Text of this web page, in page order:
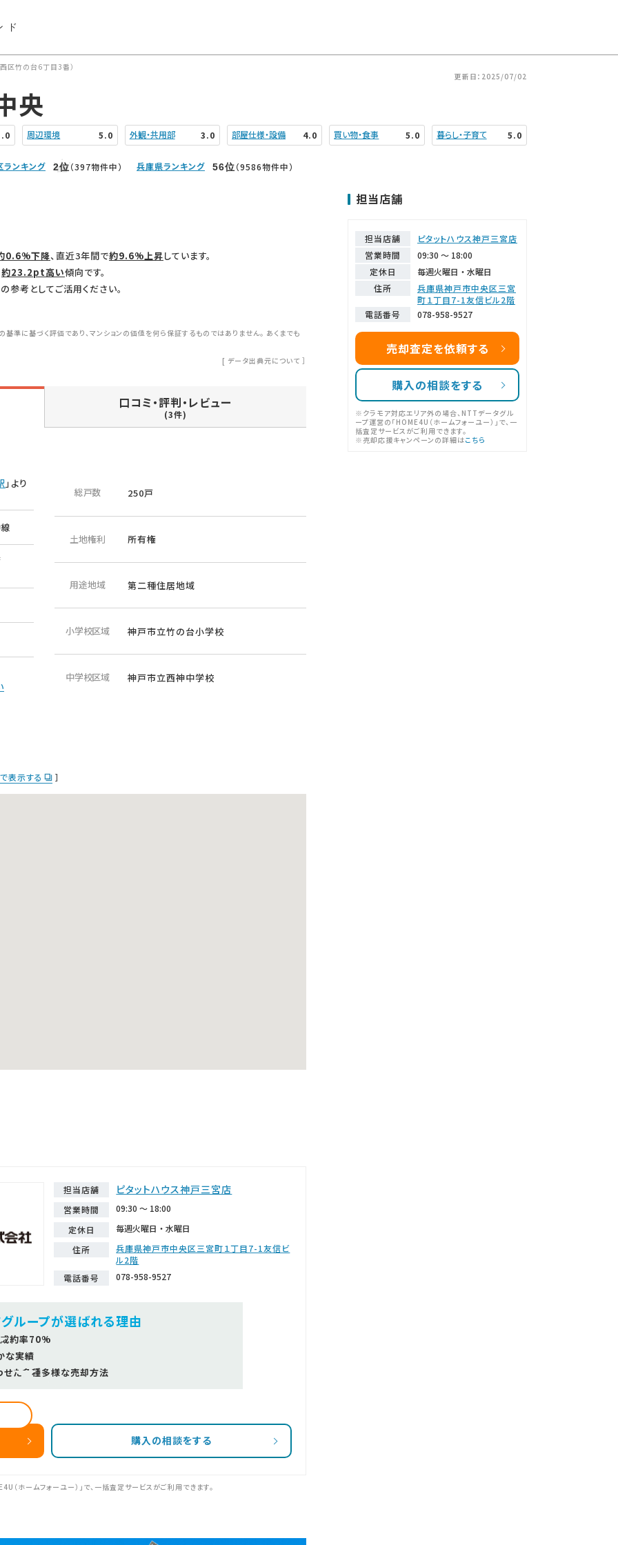
ド
区竹の台6丁目3番）
更新日：2025/07/02
央
周辺環境 5.0 外観・共用部 3.0 部屋仕様・設備 4.0 買い物・食事 5.0 暮らし・子育て 5.0
ンキング 2位（397物件中） 兵庫県ランキング 56位（9586物件中）
0.6%下降、直近3年間で約9.6%上昇しています。
約23.2pt高い傾向です。
考としてご活用ください。
準に基づく評価であり、マンションの価値を何ら保証するものではありません。 あくまでも
[ データ出典元について ］
口コミ・評判・レビュー
(3件)
」より
総戸数 250戸
土地権利 所有権
用途地域 第二種住居地域
小学校区域 神戸市立竹の台小学校
中学校区域 神戸市立西神中学校
表示する ］
担当店舗 ピタットハウス神戸三宮店
営業時間
09:30 ～ 18:00
定休日
毎週火曜日・水曜日
住所
兵庫県神戸市中央区三宮町１丁目7-1友信ビ
ル2階
電話番号
078-958-9527
ループが選ばれる理由
約率70%
な実績
た多種多様な売却方法
購入の相談をする
ホームフォーユー）」で、一括査定サービスがご利用できます。
担当店舗
担当店舗
ピタットハウス神戸三宮店
営業時間
09:30 ～ 18:00
定休日
毎週火曜日・水曜日
住所
兵庫県神戸市中央区三宮
町１丁目7-1友信ビル2階
電話番号
078-958-9527
売却査定を依頼する
購入の相談をする
※クラモア対応エリア外の場合、NTTデータグル
ープ運営の「HOME4U（ホームフォーユー）」で、一
括査定サービスがご利用できます。
※売却応援キャンペーンの詳細はこちら